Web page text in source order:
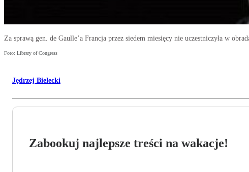
Za sprawą gen. de Gaulle’a Francja przez siedem miesięcy nie uczestniczyła w
Foto: Library of Congress
Jędrzej Bielecki
Zabookuj najlepsze treści na wakacje!